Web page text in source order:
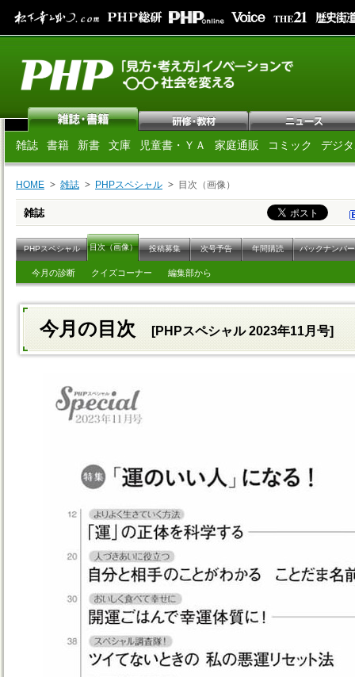
雑誌 書籍 新書 文庫 児童書・ＹＡ 家庭通販 コミック デジ
HOME 雑誌 PHPスペシャル 目次（画像）
雑誌
PHPスペシャル 目次（画像） 投稿募集 次号予告 年間購読 バックナンバー
今月の診断 クイズコーナー 編集部から
今月の目次 [PHPスペシャル 2023年11月号]